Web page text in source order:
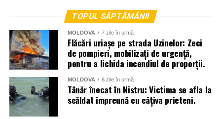
TOPUL SĂPTĂMÂNII
MOLDOVA 7 zile în urmă
Flăcări uriașe pe strada Uzinelor: Zeci
de pompieri, mobilizați de urgență,
pentru a lichida incendiul de proporții.
MOLDOVA 6 zile în urmă
Tânăr înecat în Nistru: Victima se afla la
scăldat împreună cu câțiva prieteni.